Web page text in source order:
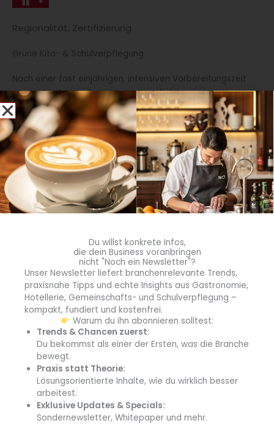
Regionalität, Zertifizierung
Grüne Kita- & Schulverpflegung
Nach einer fast einjährigen, intensiven Vorbereitungszeit
wurdeOpal Cateringnun dieZertifizierung
GreenCanteen@Schoolvergeben. DasUnternehmen
somit bundesweit die erste Produktionsküche, die das
Nachhaltigkeitssiegel für die Schulverpflegung von K&P
Consultingerhalten hat.
Erstmalig GreenCanteen@School zertifiziert
Anlässlich derSiegelvergabeGreenCanteenlSchool
sprachen wir mitMichael Roder(im Bild M.),
zur Zertifizierung sowie weitere Potenzial, um noch
nachhaltiger zu werden?
Herr Roder, warum haben Sie sich für eine
GreenCanteen@School-Zertifizierung durch K&P Consulting
entschieden?
Bezüglich derVerantwortung unserer Kunden,
kommender Generationen, als auch unserem eigenen
Qualitätsanspruchstand für uns das Thema
Nachhaltigkeit mit allen Facetten und Anforderungen in den
Du willst konkrete Infos,
die dein Business voranbringen
nicht "Noch ein Newsletter"?
Unser Newsletter liefert branchenrelevante Trends,
praxisnahe Tipps und echte Insights aus Gastronomie,
Hotellerie, Gemeinschafts- und Schulverpflegung –
kompakt, fundiert und kostenfrei.
Warum du ihn abonnieren solltest:
Trends & Chancen zuerst:
Du bekommst als einer der Ersten, was die Branche
bewegt.
Praxis statt Theorie:
Lösungsorientierte Inhalte, wie du wirklich besser
arbeitest.
Exklusive Updates & Specials:
Sondernewsletter, Whitepaper und mehr.